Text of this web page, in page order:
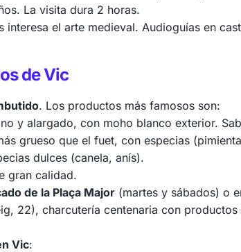
La visita dura 2 horas.
interesa el arte medieval. Audioguías en
de Vic
. Los productos más famosos son:
y alargado, con moho blanco exterior.
grueso que el fuet, con especias
dulces (canela, anís).
gran calidad.
de la Plaça Major (martes y sábados) o
22), charcutería centenaria con
Vic: